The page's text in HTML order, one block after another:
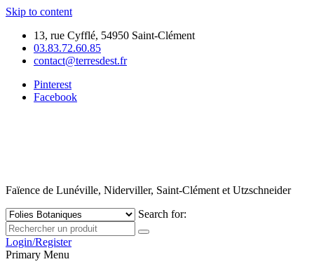
Skip to content
13, rue Cyfflé, 54950 Saint-Clément
03.83.72.60.85
contact@terresdest.fr
Pinterest
Facebook
Faïence de Lunéville, Niderviller, Saint-Clément et Utzschneider
Search for:
Login/Register
Primary Menu